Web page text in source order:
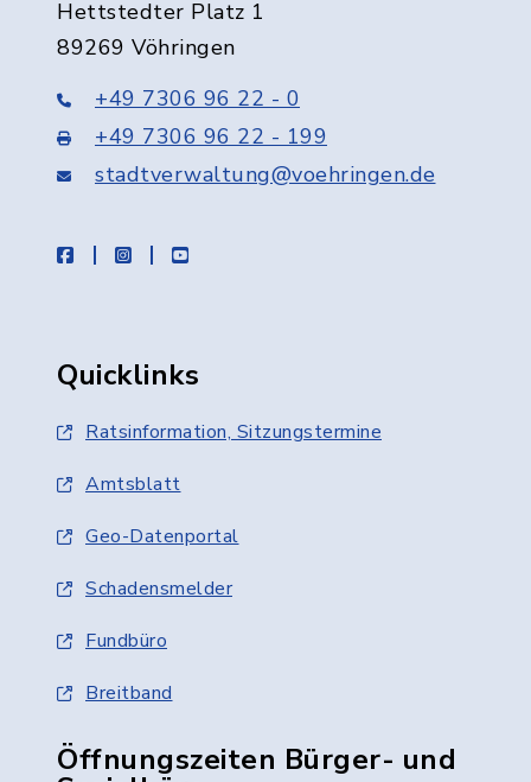
Hettstedter Platz 1
89269 Vöhringen
+49 7306 96 22 - 0
+49 7306 96 22 - 199
stadtverwaltung@voehringen.de
facebookinstagramyoutube
Quicklinks
Ratsinformation, Sitzungstermine
Amtsblatt
Geo-Datenportal
Schadensmelder
Fundbüro
Breitband
Öffnungszeiten Bürger- und